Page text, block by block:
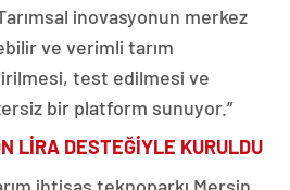
inovasyonun merkez
ve verimli tarım
test edilmesi ve
bir platform sunuyor.”
LİRA DESTEĞİYLE KURULDU